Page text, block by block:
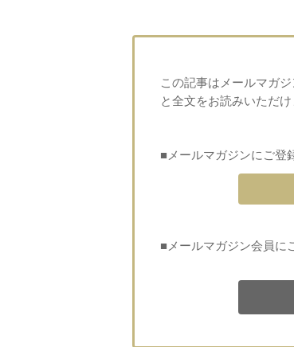
この記事はメールマガジ
と全文をお読みいただけ
■メールマガジンにご登
■メールマガジン会員に